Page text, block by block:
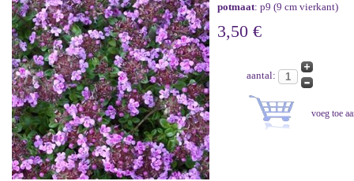
potmaat: p9 (9 cm vierkant)
3,50 €
aantal: